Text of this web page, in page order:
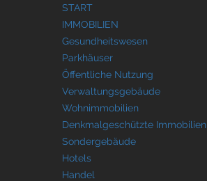
START
IMMOBILIEN
Gesundheitswesen
Parkhäuser
Öffentliche Nutzung
Verwaltungsgebäude
Wohnimmobilien
Denkmalgeschützte Immobilien
Sondergebäude
Hotels
Handel